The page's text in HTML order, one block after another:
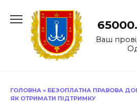
до
Ваш
ГОЛОВНА » БЕЗОПЛАТНА ПРАВОВА
ЯК ОТРИМАТИ ПІДТРИМКУ